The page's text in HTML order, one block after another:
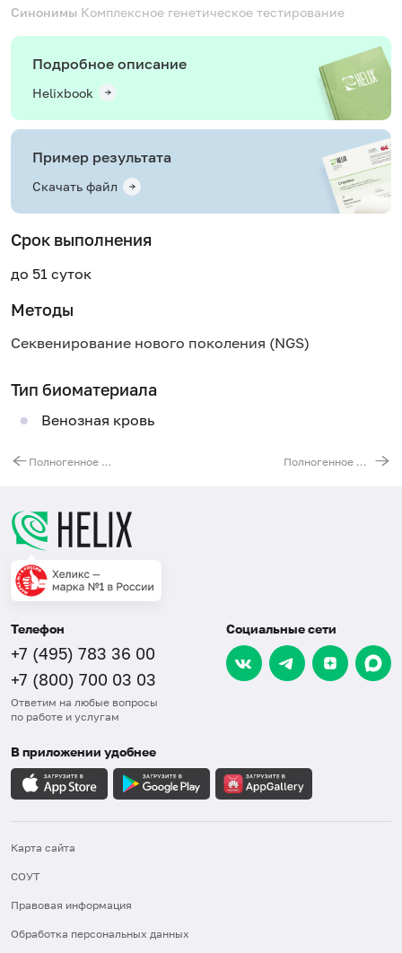
Синонимы Комплексное генетическое тестирование
Подробное описание
Helixbook
Пример результата
Скачать файл
Срок выполнения
до 51 суток
Методы
Секвенирование нового поколения (NGS)
Тип биоматериала
Венозная кровь
Полногенное молекулярно-генетическое исследование при семейной гиперхолестеринемии (гены LDLR, APOB, PCSK9, LDLRAP1) методом NGS Полногенное молекулярно-генетическое исследование при врожденном ангионевротическом отеке (ген SERPING1)
Телефон
+7 (495) 783 36 00
+7 (800) 700 03 03
Ответим на любые вопросы
по работе и услугам
Социальные сети
В приложении удобнее
Карта сайта
СОУТ
Правовая информация
Обработка персональных данных